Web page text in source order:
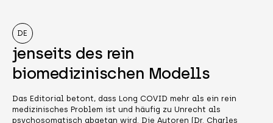
DE
jenseits des rein
biomedizinischen Modells
Das Editorial betont, dass Long COVID mehr als ein rein
medizinisches Problem ist und häufig zu Unrecht als
psychosomatisch abgetan wird. Die Autoren (Dr. Charles